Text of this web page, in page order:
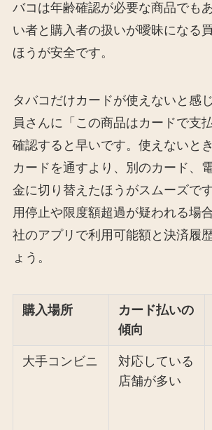
バコは年齢確認が必要な商品でも
い者と購入者の扱いが曖昧になる
ほうが安全です。
タバコだけカードが使えないと感
員さんに「この商品はカードで支
確認すると早いです。使えないと
カードを通すより、別のカード、
金に切り替えたほうがスムーズで
用停止や限度額超過が疑われる場
社のアプリで利用可能額と決済履
ょう。
購入場所
カード払いの
傾向
大手コンビニ
対応している
店舗が多い